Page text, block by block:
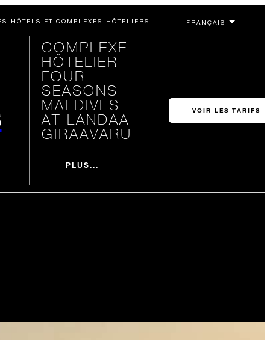
HÔTELS ET COMPLEXES HÔTELIERS
COMPLEXE
HÔTELIER
FOUR
SEASONS
MALDIVES
AT LANDAA
GIRAAVARU
PLUS...
VOIR LES TARIFS